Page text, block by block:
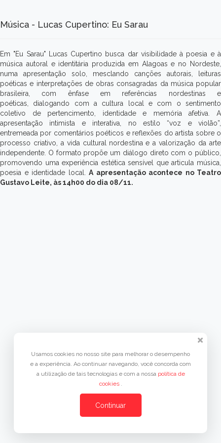
Música - Lucas Cupertino: Eu Sarau
Em "Eu Sarau" Lucas Cupertino busca dar visibilidade à poesia e à
música autoral e identitária produzida em Alagoas e no Nordeste,
numa apresentação solo, mesclando canções autorais, leituras
poéticas e interpretações de obras consagradas da música popular
brasileira, com ênfase em referências nordestinas e
poéticas, dialogando com a cultura local e com o sentimento
coletivo de pertencimento, identidade e memória afetiva. A
apresentação intimista e interativa, no estilo “voz e violão”,
entremeada por comentários poéticos e reflexões do artista sobre o
processo criativo, a vida cultural nordestina e a valorização da arte
independente. O formato propõe um diálogo direto com o público,
promovendo uma experiência estética sensível que articula música,
poesia e identidade local. A apresentação acontece no Teatro
Gustavo Leite, às 14h00 do dia 08/11.
Usamos cookies no nosso site para melhorar o desempenho
e a experiência. Ao continuar navegando, você concorda com
a utilização de tais tecnologias e com a nossa política de
cookies .
Continuar